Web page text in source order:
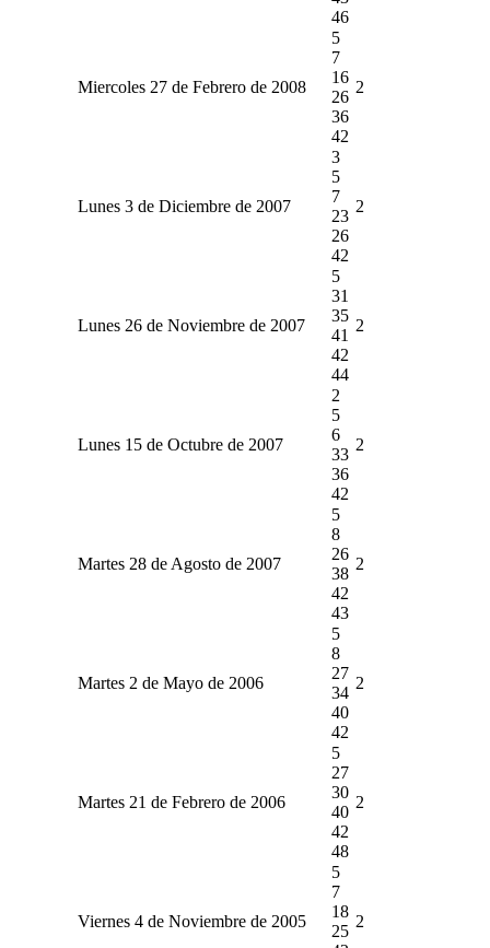
46
Miercoles 27 de Febrero de 2008
5
7
16
26
36
42
2
Lunes 3 de Diciembre de 2007
3
5
7
23
26
42
2
Lunes 26 de Noviembre de 2007
5
31
35
41
42
44
2
Lunes 15 de Octubre de 2007
2
5
6
33
36
42
2
Martes 28 de Agosto de 2007
5
8
26
38
42
43
2
Martes 2 de Mayo de 2006
5
8
27
34
40
42
2
Martes 21 de Febrero de 2006
5
27
30
40
42
48
2
Viernes 4 de Noviembre de 2005
5
7
18
25
2